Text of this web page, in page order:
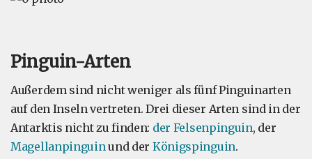
Pinguin-Arten
Außerdem sind nicht weniger als fünf Pinguinarten
auf den Inseln vertreten. Drei dieser Arten sind in der
Antarktis nicht zu finden: der Felsenpinguin, der
Magellanpinguinund der Königspinguin.